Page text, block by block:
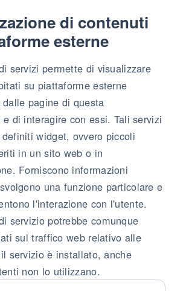
di contenuti
esterne
servizi permette di visualizzare
su piattaforme esterne
pagine di questa
di interagire con essi. Tali servizi
widget, ovvero piccoli
in un sito web o in
Forniscono informazioni
una funzione particolare e
l'interazione con l'utente.
servizio potrebbe comunque
sul traffico web relativo alle
servizio è installato, anche
non lo utilizzano.